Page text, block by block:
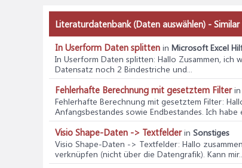
Literaturdatenbank (Daten auswählen) -
In Userform Daten splitten in Microsoft Excel
In Userform Daten splitten: Hallo Zusammen, ich
Datensatz noch 2 Bindestriche und...
Fehlerhafte Berechnung mit gesetztem Filterin
Fehlerhafte Berechnung mit gesetztem Filter:
Anfangsbestandes sowie Endbestandes. Ich habe
Visio Shape-Daten -> Textfelderin Sonstiges
Visio Shape-Daten -> Textfelder: Hallo
verknüpfen (nicht über die Datengrafik). Kann